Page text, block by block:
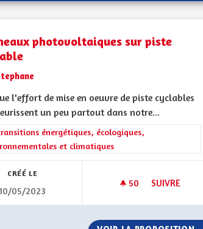
photovoltaiques sur piste
l'effort de mise en oeuvre de piste cyclables
un peu partout dans notre...
les résultats de la catégorie : Les transitions
énergétiques, écologiques,
et climatiques
CRÉÉ LE
05/2023
50 50 ABONNÉS
SUIVRE
PANNEAUX